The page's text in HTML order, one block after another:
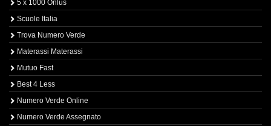
5 x 1000 Onlus
Scuole Italia
Trova Numero Verde
Materassi Materassi
Mutuo Fast
Best 4 Less
Numero Verde Online
Numero Verde Assegnato